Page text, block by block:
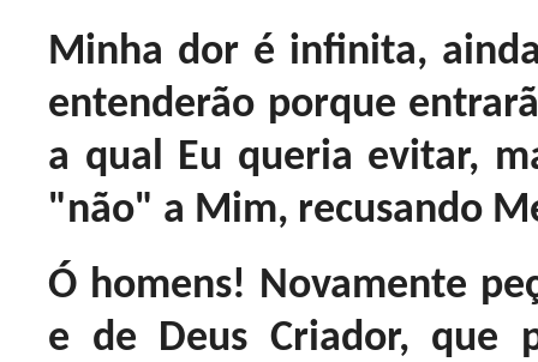
Minha dor é infinita,
entenderão porque
a qual Eu queria evitar,
"não" a Mim, recusando
Ó homens! Novamente
e de Deus Criador, que